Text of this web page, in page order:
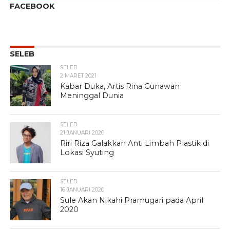
FACEBOOK
SELEB
SELEB
2 MARET 2021
Kabar Duka, Artis Rina Gunawan
Meninggal Dunia
SELEB
21 JANUARI 2020
Riri Riza Galakkan Anti Limbah Plastik di
Lokasi Syuting
SELEB
16 JANUARI 2020
Sule Akan Nikahi Pramugari pada April
2020